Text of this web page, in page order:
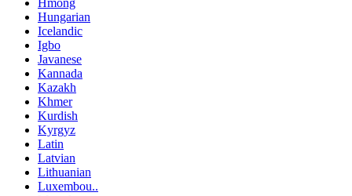
Hmong
Hungarian
Icelandic
Igbo
Javanese
Kannada
Kazakh
Khmer
Kurdish
Kyrgyz
Latin
Latvian
Lithuanian
Luxembou..